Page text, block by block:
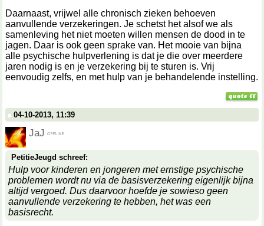
Daarnaast, vrijwel alle chronisch zieken behoeven
aanvullende verzekeringen. Je schetst het alsof we als
samenleving het niet moeten willen mensen de dood in te
jagen. Daar is ook geen sprake van. Het mooie van bijna
alle psychische hulpverlening is dat je die over meerdere
jaren nodig is en je verzekering bij te sturen is. Vrij
eenvoudig zelfs, en met hulp van je behandelende instelling.
04-10-2013, 11:39
JaJ
PetitieJeugd schreef:
Hulp voor kinderen en jongeren met ernstige psychische
problemen wordt nu via de basisverzekering eigenlijk bijna
altijd vergoed. Dus daarvoor hoefde je sowieso geen
aanvullende verzekering te hebben, het was een
basisrecht.